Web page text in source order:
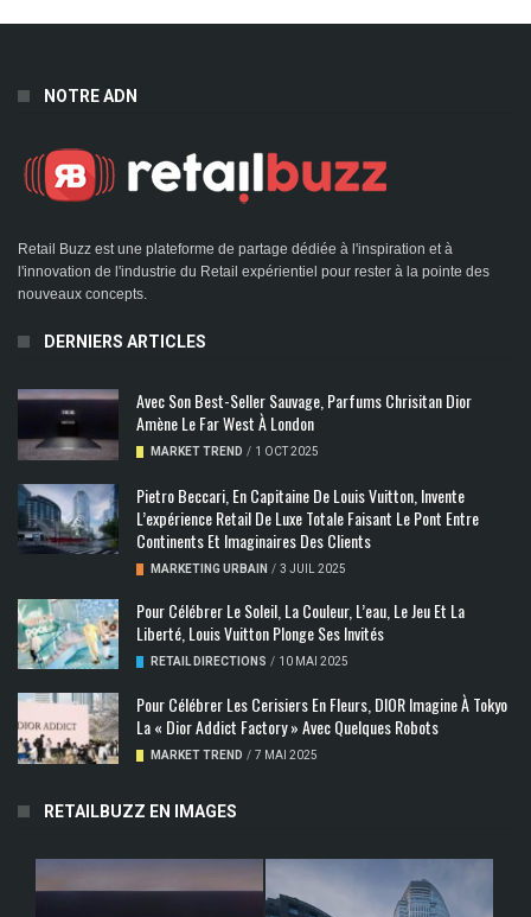
NOTRE ADN
Retail Buzz est une plateforme de partage dédiée à l'inspiration et à
l'innovation de l'industrie du Retail expérientiel pour rester à la pointe des
nouveaux concepts.
DERNIERS ARTICLES
Avec Son Best-Seller Sauvage, Parfums Chrisitan Dior
Amène Le Far West À London
MARKET TREND / 1 OCT 2025
Pietro Beccari, En Capitaine De Louis Vuitton, Invente
L’expérience Retail De Luxe Totale Faisant Le Pont Entre
Continents Et Imaginaires Des Clients
MARKETING URBAIN / 3 JUIL 2025
Pour Célébrer Le Soleil, La Couleur, L’eau, Le Jeu Et La
Liberté, Louis Vuitton Plonge Ses Invités
RETAIL DIRECTIONS / 10 MAI 2025
Pour Célébrer Les Cerisiers En Fleurs, DIOR Imagine À Tokyo
La « Dior Addict Factory » Avec Quelques Robots
MARKET TREND / 7 MAI 2025
RETAILBUZZ EN IMAGES